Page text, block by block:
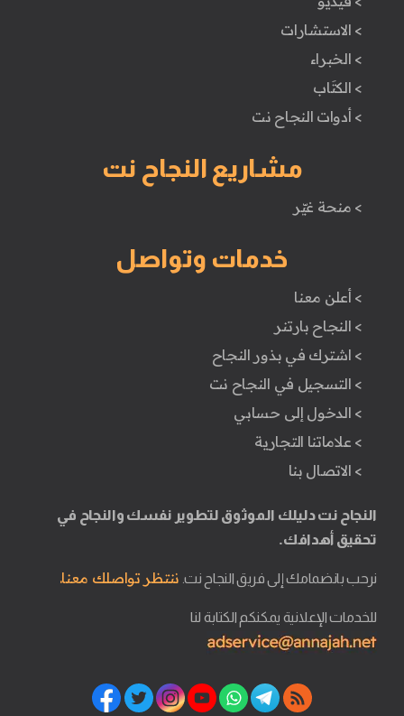
> الاستشارات
> الخبراء
> الكتَاب
> أدوات النجاح نت
مشاريع النجاح نت
> منحة غيّر
خدمات وتواصل
> أعلن معنا
> النجاح بارتنر
> اشترك في بذور النجاح
> التسجيل في النجاح نت
> الدخول إلى حسابي
> علاماتنا التجارية
> الاتصال بنا
النجاح نت دليلك الموثوق لتطوير نفسك والنجاح في
تحقيق أهدافك.
نرحب بانضمامك إلى فريق النجاح نت. ننتظر تواصلك معنا.
للخدمات الإعلانية يمكنكم الكتابة لنا